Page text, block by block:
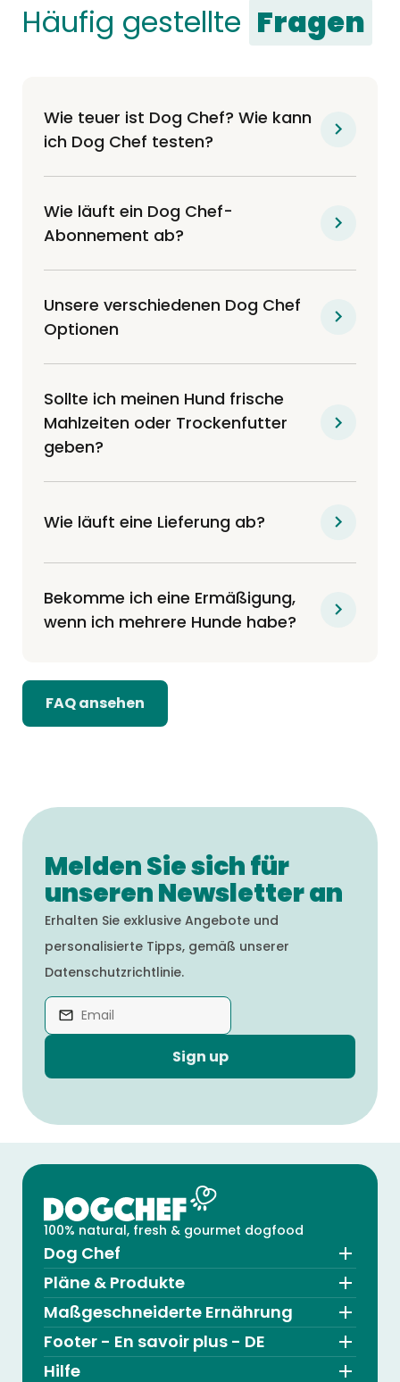
Häufig gestellte Fragen
Wie teuer ist Dog Chef? Wie kann
ich Dog Chef testen?
Wie läuft ein Dog Chef-
Abonnement ab?
Unsere verschiedenen Dog Chef
Optionen
Sollte ich meinen Hund frische
Mahlzeiten oder Trockenfutter
geben?
Wie läuft eine Lieferung ab?
Bekomme ich eine Ermäßigung,
wenn ich mehrere Hunde habe?
FAQ ansehen
Melden Sie sich für
unseren Newsletter an
Erhalten Sie exklusive Angebote und
personalisierte Tipps, gemäß unserer
Datenschutzrichtlinie.
Sign up
100% natural, fresh & gourmet dogfood
Dog Chef
Pläne & Produkte
Maßgeschneiderte Ernährung
Footer - En savoir plus - DE
Hilfe